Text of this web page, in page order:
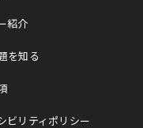
紹介
を知る
ビリティポリシー